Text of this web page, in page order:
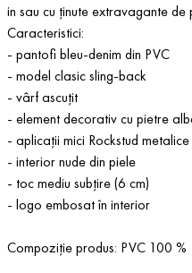
in sau cu ținute extravagante de
Caracteristici:
- pantofi bleu-denim din PVC
- model clasic sling-back
- vârf ascuțit
- element decorativ cu pietre
- aplicații mici Rockstud
- interior nude din piele
- toc mediu subțire (6 cm)
- logo embosat în interior
Compoziție produs: PVC 100 %